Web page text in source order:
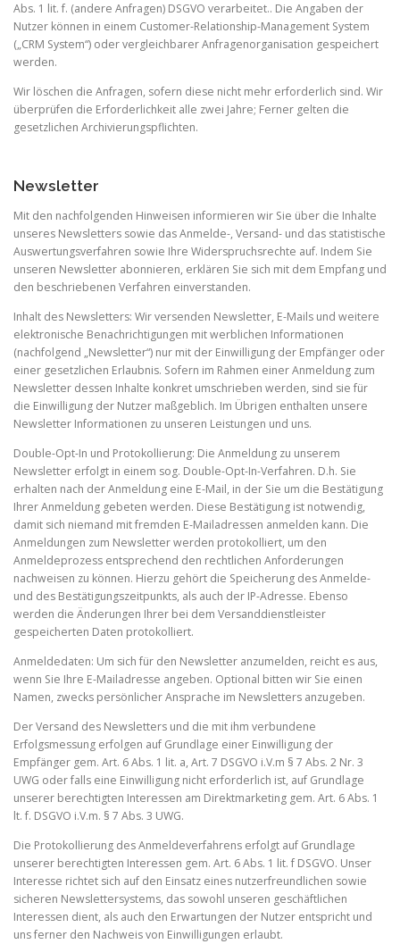
Abs. 1 lit. f. (andere Anfragen) DSGVO verarbeitet.. Die Angaben der
Nutzer können in einem Customer-Relationship-Management System
(„CRM System“) oder vergleichbarer Anfragenorganisation gespeichert
werden.
Wir löschen die Anfragen, sofern diese nicht mehr erforderlich sind. Wir
überprüfen die Erforderlichkeit alle zwei Jahre; Ferner gelten die
gesetzlichen Archivierungspflichten.
Newsletter
Mit den nachfolgenden Hinweisen informieren wir Sie über die Inhalte
unseres Newsletters sowie das Anmelde-, Versand- und das statistische
Auswertungsverfahren sowie Ihre Widerspruchsrechte auf. Indem Sie
unseren Newsletter abonnieren, erklären Sie sich mit dem Empfang und
den beschriebenen Verfahren einverstanden.
Inhalt des Newsletters: Wir versenden Newsletter, E-Mails und weitere
elektronische Benachrichtigungen mit werblichen Informationen
(nachfolgend „Newsletter“) nur mit der Einwilligung der Empfänger oder
einer gesetzlichen Erlaubnis. Sofern im Rahmen einer Anmeldung zum
Newsletter dessen Inhalte konkret umschrieben werden, sind sie für
die Einwilligung der Nutzer maßgeblich. Im Übrigen enthalten unsere
Newsletter Informationen zu unseren Leistungen und uns.
Double-Opt-In und Protokollierung: Die Anmeldung zu unserem
Newsletter erfolgt in einem sog. Double-Opt-In-Verfahren. D.h. Sie
erhalten nach der Anmeldung eine E-Mail, in der Sie um die Bestätigung
Ihrer Anmeldung gebeten werden. Diese Bestätigung ist notwendig,
damit sich niemand mit fremden E-Mailadressen anmelden kann. Die
Anmeldungen zum Newsletter werden protokolliert, um den
Anmeldeprozess entsprechend den rechtlichen Anforderungen
nachweisen zu können. Hierzu gehört die Speicherung des Anmelde-
und des Bestätigungszeitpunkts, als auch der IP-Adresse. Ebenso
werden die Änderungen Ihrer bei dem Versanddienstleister
gespeicherten Daten protokolliert.
Anmeldedaten: Um sich für den Newsletter anzumelden, reicht es aus,
wenn Sie Ihre E-Mailadresse angeben. Optional bitten wir Sie einen
Namen, zwecks persönlicher Ansprache im Newsletters anzugeben.
Der Versand des Newsletters und die mit ihm verbundene
Erfolgsmessung erfolgen auf Grundlage einer Einwilligung der
Empfänger gem. Art. 6 Abs. 1 lit. a, Art. 7 DSGVO i.V.m § 7 Abs. 2 Nr. 3
UWG oder falls eine Einwilligung nicht erforderlich ist, auf Grundlage
unserer berechtigten Interessen am Direktmarketing gem. Art. 6 Abs. 1
lt. f. DSGVO i.V.m. § 7 Abs. 3 UWG.
Die Protokollierung des Anmeldeverfahrens erfolgt auf Grundlage
unserer berechtigten Interessen gem. Art. 6 Abs. 1 lit. f DSGVO. Unser
Interesse richtet sich auf den Einsatz eines nutzerfreundlichen sowie
sicheren Newslettersystems, das sowohl unseren geschäftlichen
Interessen dient, als auch den Erwartungen der Nutzer entspricht und
uns ferner den Nachweis von Einwilligungen erlaubt.